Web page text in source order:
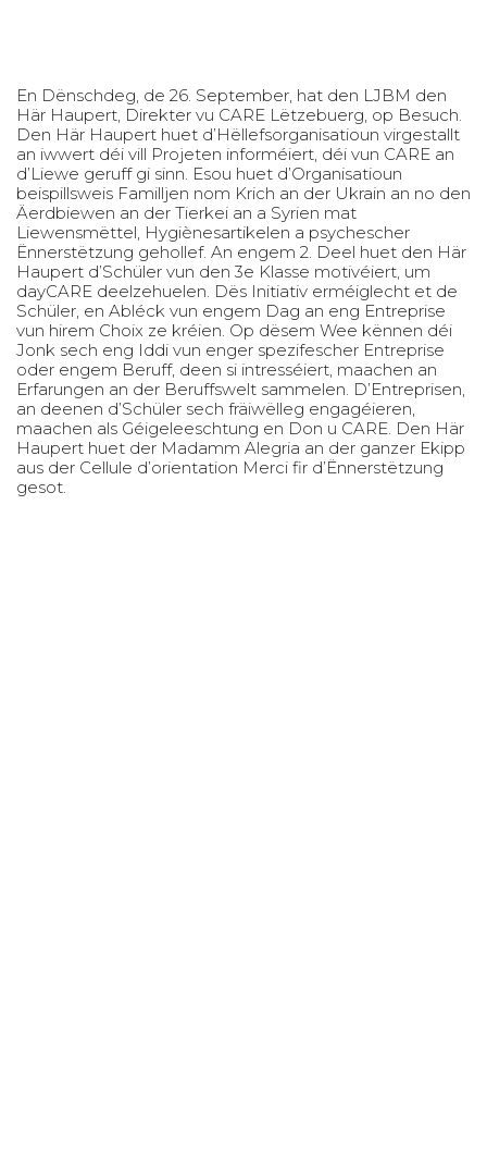
En Dënschdeg, de 26. September, hat den LJBM den
Här Haupert, Direkter vu CARE Lëtzebuerg, op Besuch.
Den Här Haupert huet d’Hëllefsorganisatioun virgestallt
an iwwert déi vill Projeten informéiert, déi vun CARE an
d’Liewe geruff gi sinn. Esou huet d’Organisatioun
beispillsweis Familljen nom Krich an der Ukrain an no den
Äerdbiewen an der Tierkei an a Syrien mat
Liewensmëttel, Hygiènesartikelen a psychescher
Ënnerstëtzung gehollef. An engem 2. Deel huet den Här
Haupert d’Schüler vun den 3e Klasse motivéiert, um
dayCARE deelzehuelen. Dës Initiativ erméiglecht et de
Schüler, en Abléck vun engem Dag an eng Entreprise
vun hirem Choix ze kréien. Op dësem Wee kënnen déi
Jonk sech eng Iddi vun enger spezifescher Entreprise
oder engem Beruff, deen si intresséiert, maachen an
Erfarungen an der Beruffswelt sammelen. D’Entreprisen,
an deenen d’Schüler sech fräiwëlleg engagéieren,
maachen als Géigeleeschtung en Don u CARE. Den Här
Haupert huet der Madamm Alegria an der ganzer Ekipp
aus der Cellule d’orientation Merci fir d’Ënnerstëtzung
gesot.